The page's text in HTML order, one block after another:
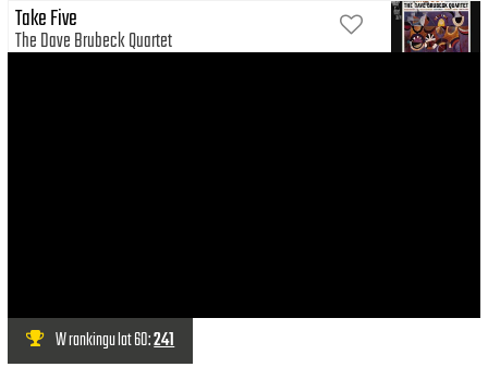
Take Five
The Dave Brubeck Quartet
W rankingu lat 60:241